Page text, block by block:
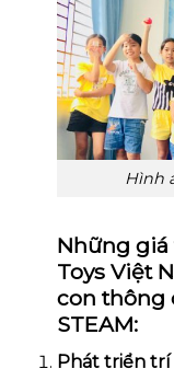
Hình
Những
Toys Việt
con thông
STEAM:
Phát triển trí